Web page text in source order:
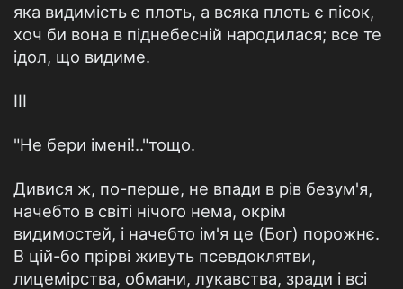
яка видимість є плоть, а всяка плоть є пісок,
хоч би вона в піднебесній народилася; все те
ідол, що видиме.
ІІІ
"Не бери імені!.."тощо.
Дивися ж, по-перше, не впади в рів безум'я,
начебто в світі нічого нема, окрім
видимостей, і начебто ім'я це (Бог) порожнє.
В цій-бо прірві живуть псевдоклятви,
лицемірства, обмани, лукавства, зради і всі